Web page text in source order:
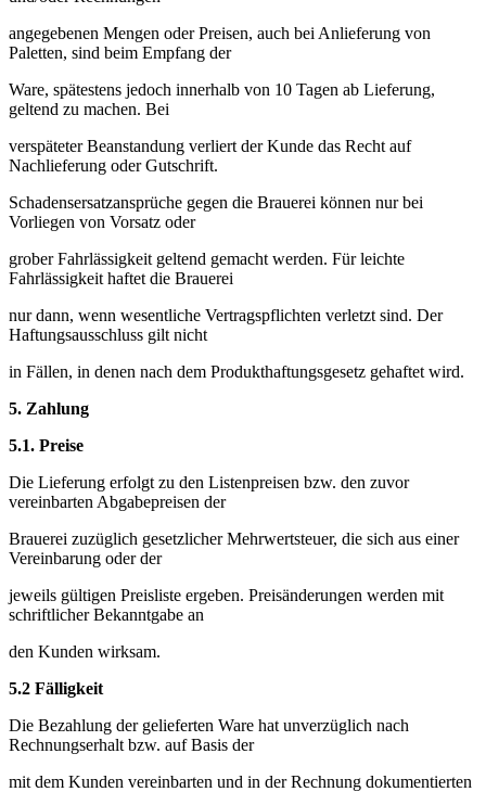
angegebenen Mengen oder Preisen, auch bei Anlieferung von
Paletten, sind beim Empfang der
Ware, spätestens jedoch innerhalb von 10 Tagen ab Lieferung,
geltend zu machen. Bei
verspäteter Beanstandung verliert der Kunde das Recht auf
Nachlieferung oder Gutschrift.
Schadensersatzansprüche gegen die Brauerei können nur bei
Vorliegen von Vorsatz oder
grober Fahrlässigkeit geltend gemacht werden. Für leichte
Fahrlässigkeit haftet die Brauerei
nur dann, wenn wesentliche Vertragspflichten verletzt sind. Der
Haftungsausschluss gilt nicht
in Fällen, in denen nach dem Produkthaftungsgesetz gehaftet wird.
5. Zahlung
5.1. Preise
Die Lieferung erfolgt zu den Listenpreisen bzw. den zuvor
vereinbarten Abgabepreisen der
Brauerei zuzüglich gesetzlicher Mehrwertsteuer, die sich aus einer
Vereinbarung oder der
jeweils gültigen Preisliste ergeben. Preisänderungen werden mit
schriftlicher Bekanntgabe an
den Kunden wirksam.
5.2 Fälligkeit
Die Bezahlung der gelieferten Ware hat unverzüglich nach
Rechnungserhalt bzw. auf Basis der
mit dem Kunden vereinbarten und in der Rechnung dokumentierten